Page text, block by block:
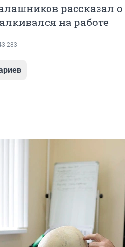
рассказал
на работе
283